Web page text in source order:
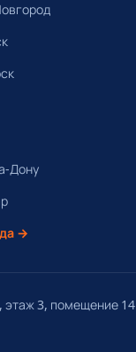
Дону
→
этаж 3, помещение 14